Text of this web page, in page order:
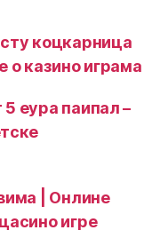
коцкарница
о казино играма
еура паипал –
| Онлине
игре